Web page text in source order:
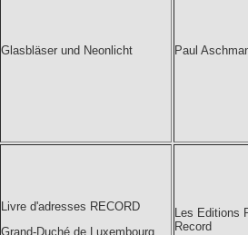
Glasbläser und Neonlicht Paul
Livre d'adresses RECORD
Grand-Duché de Luxembourg
Les Editions
Record